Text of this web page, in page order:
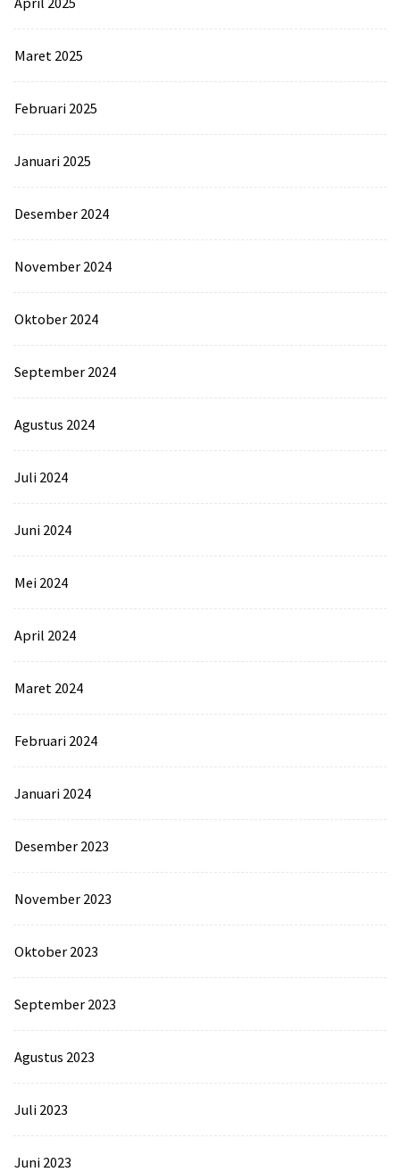
Maret 2025
Februari 2025
Januari 2025
Desember 2024
November 2024
Oktober 2024
September 2024
Agustus 2024
Juli 2024
Juni 2024
Mei 2024
April 2024
Maret 2024
Februari 2024
Januari 2024
Desember 2023
November 2023
Oktober 2023
September 2023
Agustus 2023
Juli 2023
Juni 2023